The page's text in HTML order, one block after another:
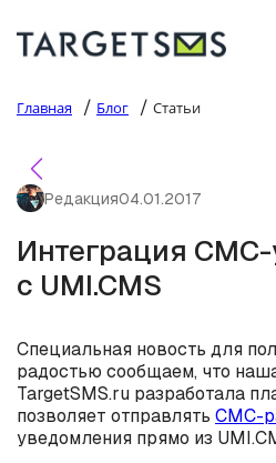
Главная / Блог / Статьи
Редакция04.01.2017
Интеграция
с UMI.CMS
Специальная новость для
радостью сообщаем, что
TargetSMS.ru разработала
позволяет отправлять СМС-
уведомления прямо из